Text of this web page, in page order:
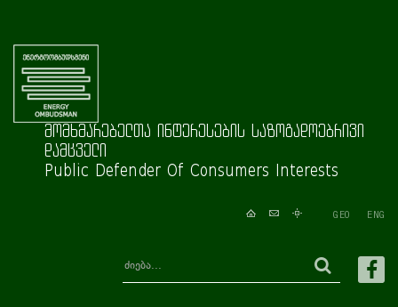
მომხმარებელთა ინტერესების საზოგადოებრივი
დამცველი
Public Defender Of Consumers Interests
GEO ENG